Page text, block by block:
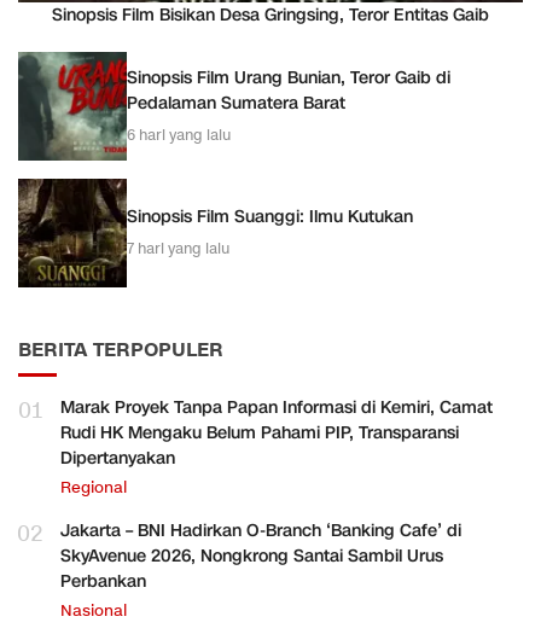
Sinopsis Film Bisikan Desa Gringsing, Teror Entitas Gaib
Sinopsis Film Urang Bunian, Teror Gaib di
Pedalaman Sumatera Barat
6 hari yang lalu
Sinopsis Film Suanggi: Ilmu Kutukan
7 hari yang lalu
BERITA TERPOPULER
01
Marak Proyek Tanpa Papan Informasi di Kemiri, Camat
Rudi HK Mengaku Belum Pahami PIP, Transparansi
Dipertanyakan
Regional
02
Jakarta – BNI Hadirkan O-Branch ‘Banking Cafe’ di
SkyAvenue 2026, Nongkrong Santai Sambil Urus
Perbankan
Nasional